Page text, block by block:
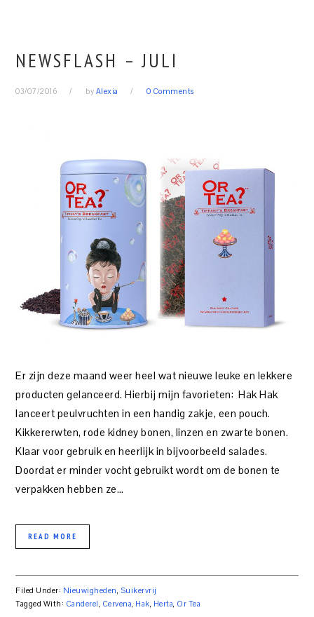
NEWSFLASH – JULI
03/07/2016 by Alexia 0 Comments
Er zijn deze maand weer heel wat nieuwe leuke en lekkere
producten gelanceerd. Hierbij mijn favorieten: Hak Hak
lanceert peulvruchten in een handig zakje, een pouch.
Kikkererwten, rode kidney bonen, linzen en zwarte bonen.
Klaar voor gebruik en heerlijk in bijvoorbeeld salades.
Doordat er minder vocht gebruikt wordt om de bonen te
verpakken hebben ze…
READ MORE
Filed Under: Nieuwigheden Suikervrij
Tagged With: Canderel Cervena Hak Herta Or Tea